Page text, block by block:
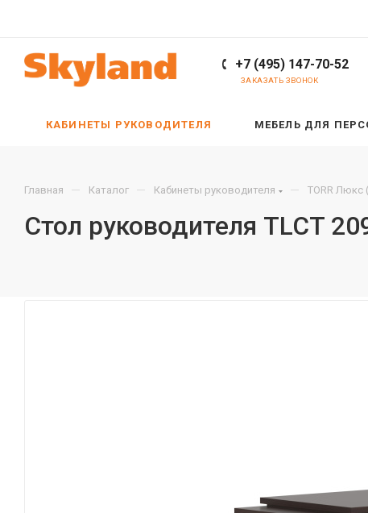
+7 (495) 147-70-52
ЗАКАЗАТЬ ЗВОНОК
КАБИНЕТЫ РУКОВОДИТЕЛЯ МЕБЕЛЬ ДЛЯ
Главная — Каталог — Кабинеты руководителя — TORR Люкс
Стол руководителя TLCT